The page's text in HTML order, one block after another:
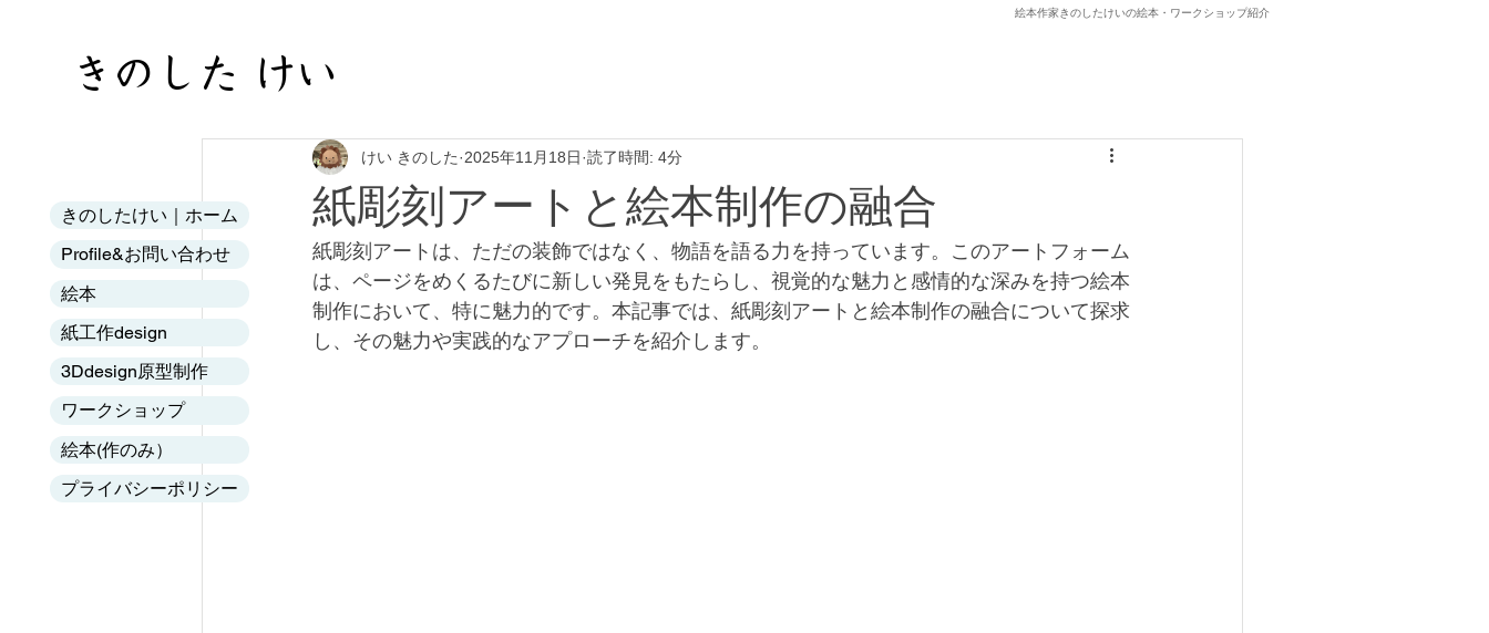
きのしたけい｜ホーム
Profile&お問い合わせ
絵本
紙工作design
3Ddesign原型制作
ワークショップ
絵本(作のみ）
プライバシーポリシー
​きのした けい
​絵本作家きのしたけいの絵本・ワークショップ紹介
All Posts
紙彫刻アートと絵本制作の融合
けい きのした 2025年11月18日 読了時間: 4分
紙彫刻アートは、ただの装飾ではなく、物語を語る力を持っています。このアートフォーム
は、ページをめくるたびに新しい発見をもたらし、視覚的な魅力と感情的な深みを持つ絵本
制作において、特に魅力的です。本記事では、紙彫刻アートと絵本制作の融合について探求
し、その魅力や実践的なアプローチを紹介します。